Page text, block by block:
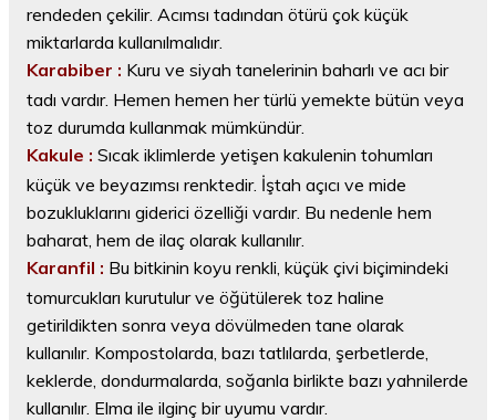
rendeden çekilir. Acımsı tadından ötürü çok küçük
miktarlarda kullanılmalıdır.
Karabiber : Kuru ve siyah tanelerinin baharlı ve acı bir
tadı vardır. Hemen hemen her türlü yemekte bütün veya
toz durumda kullanmak mümkündür.
Kakule : Sıcak iklimlerde yetişen kakulenin tohumları
küçük ve beyazımsı renktedir. İştah açıcı ve mide
bozukluklarını giderici özelliği vardır. Bu nedenle hem
baharat, hem de ilaç olarak kullanılır.
Karanfil : Bu bitkinin koyu renkli, küçük çivi biçimindeki
tomurcukları kurutulur ve öğütülerek toz haline
getirildikten sonra veya dövülmeden tane olarak
kullanılır. Kompostolarda, bazı tatlılarda, şerbetlerde,
keklerde, dondurmalarda, soğanla birlikte bazı yahnilerde
kullanılır. Elma ile ilginç bir uyumu vardır.